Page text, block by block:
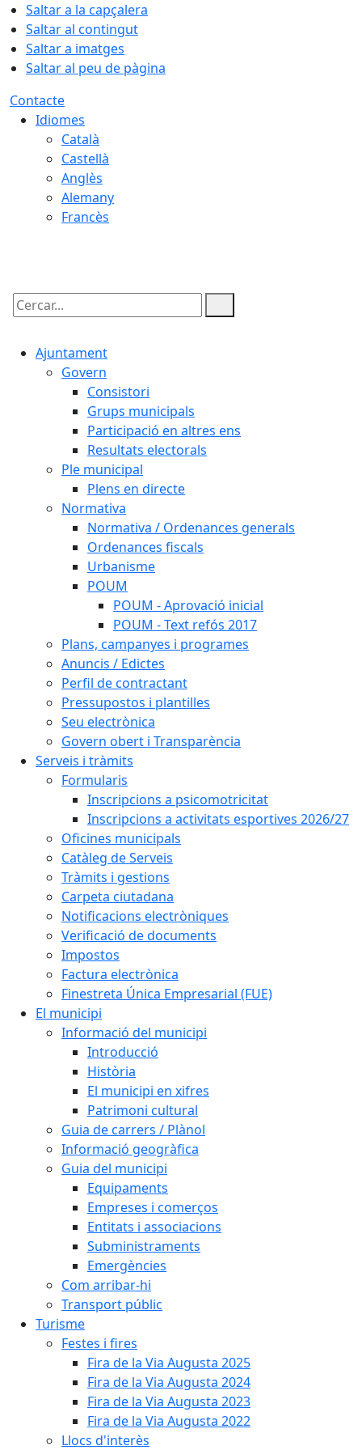
Saltar a la capçalera
Saltar al contingut
Saltar a imatges
Saltar al peu de pàgina
Contacte
Idiomes
Català
Castellà
Anglès
Alemany
Francès
Cercar:
Ajuntament
Govern
Consistori
Grups municipals
Participació en altres ens
Resultats electorals
Ple municipal
Plens en directe
Normativa
Normativa / Ordenances generals
Ordenances fiscals
Urbanisme
POUM
POUM - Aprovació inicial
POUM - Text refós 2017
Plans, campanyes i programes
Anuncis / Edictes
Perfil de contractant
Pressupostos i plantilles
Seu electrònica
Govern obert i Transparència
Serveis i tràmits
Formularis
Inscripcions a psicomotricitat
Inscripcions a activitats esportives 2026/27
Oficines municipals
Catàleg de Serveis
Tràmits i gestions
Carpeta ciutadana
Notificacions electròniques
Verificació de documents
Impostos
Factura electrònica
Finestreta Única Empresarial (FUE)
El municipi
Informació del municipi
Introducció
Història
El municipi en xifres
Patrimoni cultural
Guia de carrers / Plànol
Informació geogràfica
Guia del municipi
Equipaments
Empreses i comerços
Entitats i associacions
Subministraments
Emergències
Com arribar-hi
Transport públic
Turisme
Festes i fires
Fira de la Via Augusta 2025
Fira de la Via Augusta 2024
Fira de la Via Augusta 2023
Fira de la Via Augusta 2022
Llocs d'interès